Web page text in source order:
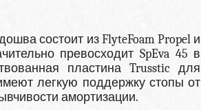
состоит из FlyteFoam Propel и
превосходит SpEva 45 в
пластина Trusstic для
легкую поддержку стопы от
амортизации.